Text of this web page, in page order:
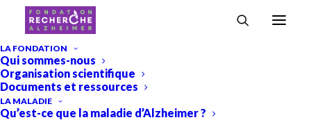
LA FONDATION
Qui sommes-nous
Organisation scientifique
Documents et ressources
LA MALADIE
Qu’est-ce que la maladie d’Alzheimer ?
Accueil›Recherche & Alzheimer
recherche dédié aux protéinopathies TDP-43
Premier symposium européen
de recherche dédié aux